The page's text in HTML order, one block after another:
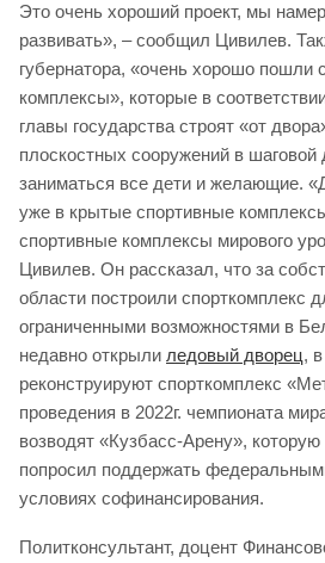
Это очень хороший проект, мы
развивать», – сообщил Цивилев.
губернатора, «очень хорошо пошли
комплексы», которые в
главы государства строят «от
плоскостных сооружений в шаговой
заниматься все дети и желающие.
уже в крытые спортивные
спортивные комплексы мирового
Цивилев. Он рассказал, что за
области построили спорткомплекс
ограниченными возможностями в
недавно открыли ледовый дворец,
реконструируют спорткомплекс
проведения в 2022г. чемпионата
возводят «Кузбасс-Арену», которую
попросил поддержать
условиях софинансирования.
Политконсультант, доцент